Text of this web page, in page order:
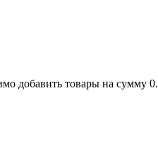
добавить товары на сумму 0.